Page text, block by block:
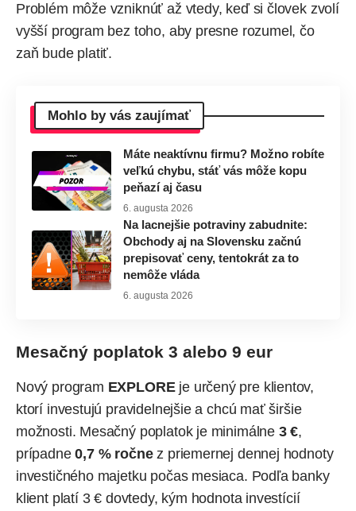
Problém môže vzniknúť až vtedy, keď si človek zvolí
vyšší program bez toho, aby presne rozumel, čo
zaň bude platiť.
Mohlo by vás zaujímať
Máte neaktívnu firmu? Možno robíte
veľkú chybu, stáť vás môže kopu
peňazí aj času
6. augusta 2026
Na lacnejšie potraviny zabudnite:
Obchody aj na Slovensku začnú
prepisovať ceny, tentokrát za to
nemôže vláda
6. augusta 2026
Mesačný poplatok 3 alebo 9 eur
Nový program EXPLOREje určený pre klientov,
ktorí investujú pravidelnejšie a chcú mať širšie
možnosti. Mesačný poplatok je minimálne 3 €,
prípadne0,7 % ročnez priemernej dennej hodnoty
investičného majetku počas mesiaca. Podľa banky
klient platí 3 € dovtedy, kým hodnota investícií